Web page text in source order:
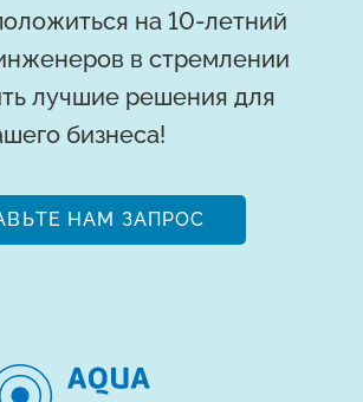
на 10-летний
в стремлении
лучшие решения для
бизнеса!
НАМ ЗАПРОС